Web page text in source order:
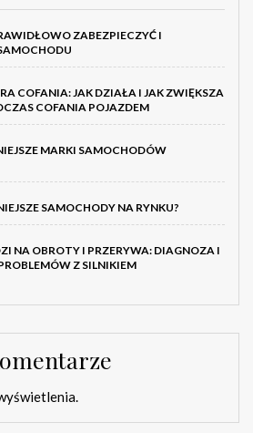
ZABEZPIECZYĆ I
COFANIA: JAK DZIAŁA I JAK ZWIĘKSZA
COFANIA POJAZDEM
MARKI SAMOCHODÓW
SAMOCHODY NA RYNKU?
NA OBROTY I PRZERYWA: DIAGNOZA I
Z SILNIKIEM